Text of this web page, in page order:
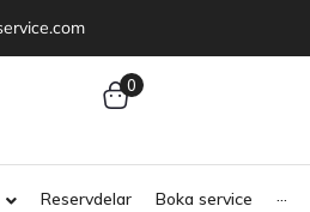
0
Reservdelar Boka service ···